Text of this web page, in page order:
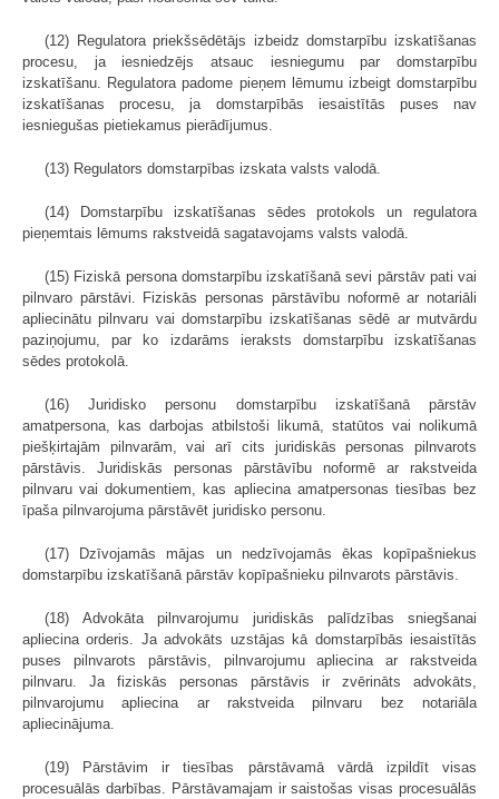
(12) Regulatora priekšsēdētājs izbeidz domstarpību izskatīšanas
procesu, ja iesniedzējs atsauc iesniegumu par domstarpību
izskatīšanu. Regulatora padome pieņem lēmumu izbeigt domstarpību
izskatīšanas procesu, ja domstarpībās iesaistītās puses nav
iesniegušas pietiekamus pierādījumus.
(13) Regulators domstarpības izskata valsts valodā.
(14) Domstarpību izskatīšanas sēdes protokols un regulatora
pieņemtais lēmums rakstveidā sagatavojams valsts valodā.
(15) Fiziskā persona domstarpību izskatīšanā sevi pārstāv pati vai
pilnvaro pārstāvi. Fiziskās personas pārstāvību noformē ar notariāli
apliecinātu pilnvaru vai domstarpību izskatīšanas sēdē ar mutvārdu
paziņojumu, par ko izdarāms ieraksts domstarpību izskatīšanas
sēdes protokolā.
(16) Juridisko personu domstarpību izskatīšanā pārstāv
amatpersona, kas darbojas atbilstoši likumā, statūtos vai nolikumā
piešķirtajām pilnvarām, vai arī cits juridiskās personas pilnvarots
pārstāvis. Juridiskās personas pārstāvību noformē ar rakstveida
pilnvaru vai dokumentiem, kas apliecina amatpersonas tiesības bez
īpaša pilnvarojuma pārstāvēt juridisko personu.
(17) Dzīvojamās mājas un nedzīvojamās ēkas kopīpašniekus
domstarpību izskatīšanā pārstāv kopīpašnieku pilnvarots pārstāvis.
(18) Advokāta pilnvarojumu juridiskās palīdzības sniegšanai
apliecina orderis. Ja advokāts uzstājas kā domstarpībās iesaistītās
puses pilnvarots pārstāvis, pilnvarojumu apliecina ar rakstveida
pilnvaru. Ja fiziskās personas pārstāvis ir zvērināts advokāts,
pilnvarojumu apliecina ar rakstveida pilnvaru bez notariāla
apliecinājuma.
(19) Pārstāvim ir tiesības pārstāvamā vārdā izpildīt visas
procesuālās darbības. Pārstāvamajam ir saistošas visas procesuālās